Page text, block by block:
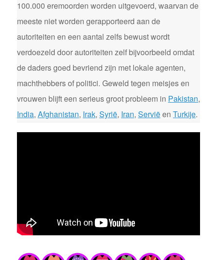
100.000 eremoorden worden uitgevoerd, waarvan de
meeste niet worden gerapporteerd aan de
autoriteiten en een aantal zelfs bewust wordt
verdoezeld door autoriteiten zelf bijvoorbeeld omdat
de daders goed bevriend zijn met lokale agenten,
machthebbers of politici. Geweld tegen meisjes en
vrouwen blijft een serieus groot probleem in Pakistan,
India, Afghanistan, Irak, Syrië, Iran, Serviëen Turkije.